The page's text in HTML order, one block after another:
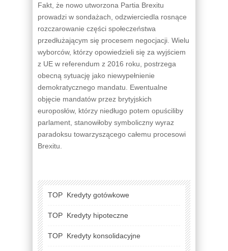
Fakt, że nowo utworzona Partia Brexitu
prowadzi w sondażach, odzwierciedla rosnące
rozczarowanie części społeczeństwa
przedłużającym się procesem negocjacji. Wielu
wyborców, którzy opowiedzieli się za wyjściem
z UE w referendum z 2016 roku, postrzega
obecną sytuację jako niewypełnienie
demokratycznego mandatu. Ewentualne
objęcie mandatów przez brytyjskich
europosłów, którzy niedługo potem opuściliby
parlament, stanowiłoby symboliczny wyraz
paradoksu towarzyszącego całemu procesowi
Brexitu.
TOP Kredyty gotówkowe
TOP Kredyty hipoteczne
TOP Kredyty konsolidacyjne